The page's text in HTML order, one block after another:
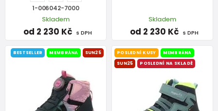
1-006042-7000
Skladem
od 2 230 Kč s DPH
Skladem
od 2 230 Kč s DPH
BESTSELLER MEMBRÁNA SUN25 POSLEDNÍ KUSY
MEMBRÁNA
SUN25
POSLEDNÍ NA SKLADĚ